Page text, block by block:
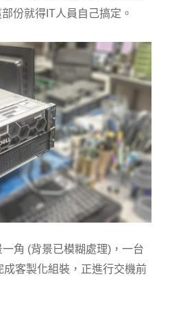
份就得IT人員自己搞定。
角 (背景已模糊處理)，一台
客製化組裝，正進行交機前